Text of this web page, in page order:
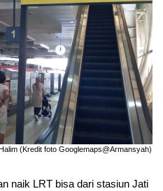
(Kredit foto Googlemaps@Armansyah)
naik LRT bisa dari stasiun Jati